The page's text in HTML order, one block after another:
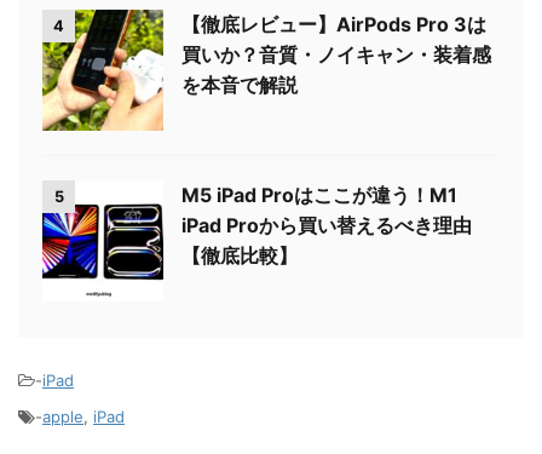
4
【徹底レビュー】AirPods Pro 3は
買いか？音質・ノイキャン・装着感
を本音で解説
5
M5 iPad Proはここが違う！M1
iPad Proから買い替えるべき理由
【徹底比較】
-iPad
-apple, iPad